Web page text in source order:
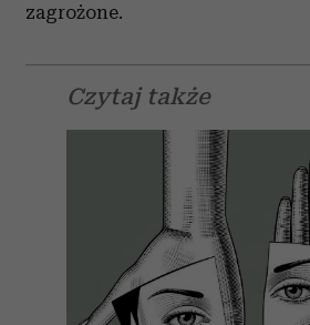
zagrożone.
Czytaj także